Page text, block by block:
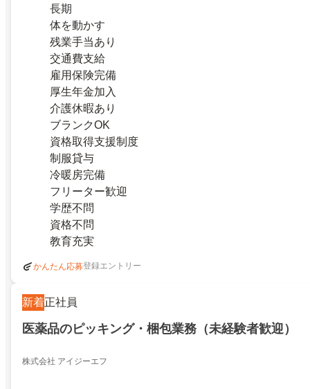
長期
体を動かす
残業手当あり
交通費支給
雇用保険完備
厚生年金加入
介護休暇あり
ブランクOK
資格取得支援制度
制服貸与
冷暖房完備
フリーター歓迎
学歴不問
資格不問
教育充実
かんたん応募登録エントリー
新着正社員
医薬品のピッキング・梱包業務（未経験者歓迎）
株式会社 アイジーエフ